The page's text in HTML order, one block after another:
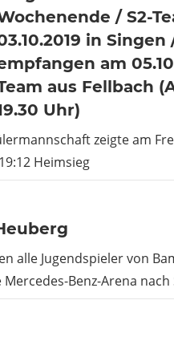
/ S2-
in
am
aus Fellbach
Uhr)
zeigte am
Heimsieg
alle Jugendspieler von
Benz-Arena